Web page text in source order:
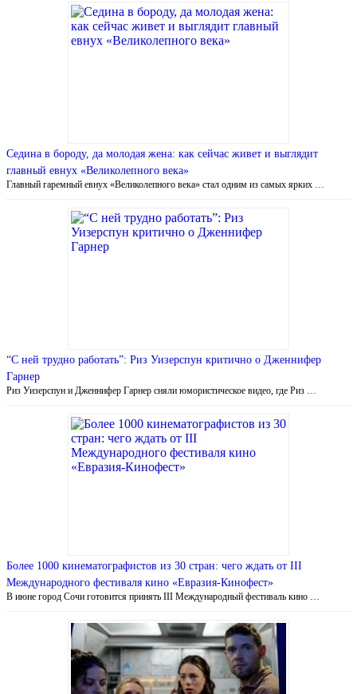
Седина в бороду, да молодая жена: как сейчас живет и выглядит
главный евнух «Великолепного века»
Главный гаремный евнух «Великолепного века» стал одним из самых ярких …
“С ней трудно работать”: Риз Уизерспун критично о Дженнифер
Гарнер
Риз Уизерспун и Дженнифер Гарнер сняли юмористическое видео, где Риз …
Более 1000 кинематографистов из 30 стран: чего ждать от III
Международного фестиваля кино «Евразия-Кинофест»
В июне город Сочи готовится принять III Международный фестиваль кино …